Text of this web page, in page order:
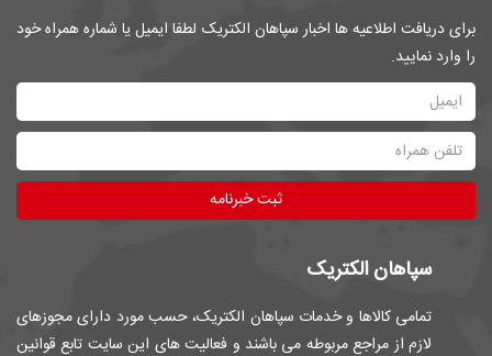
برای دریافت اطلاعیه ها اخبار سپاهان الکتریک لطفا ایمیل یا شماره همراه خود
را وارد نمایید.
ثبت خبرنامه
سپاهان الکتریک
تمامی کالاها و خدمات سپاهان الکتریک، حسب مورد دارای مجوزهای
لازم از مراجع مربوطه می باشند و فعالیت های این سایت تابع قوانین